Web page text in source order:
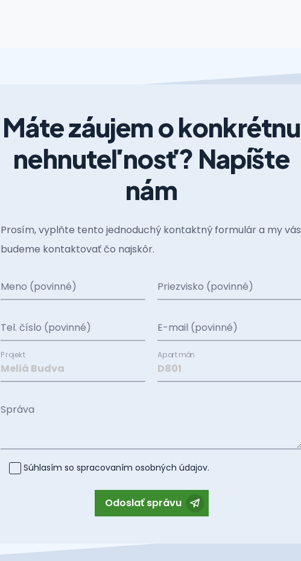
Máte záujem o konkrétnu
nehnuteľnosť? Napíšte
nám
Prosím, vyplňte tento jednoduchý kontaktný formulár a my vás
budeme kontaktovať čo najskôr.
Meno (povinné) Priezvisko (povinné)
Tel. číslo (povinné) E-mail (povinné)
Projekt Apartmán
Správa
Súhlasím so spracovaním osobných údajov.
Odoslať správu